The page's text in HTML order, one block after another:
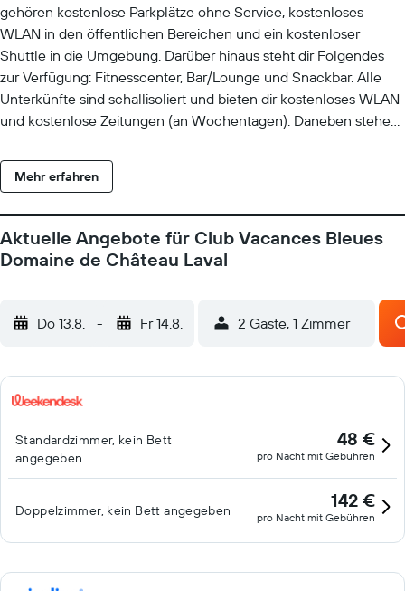
gehören kostenlose Parkplätze ohne Service, kostenloses
WLAN in den öffentlichen Bereichen und ein kostenloser
Shuttle in die Umgebung. Darüber hinaus steht dir Folgendes
zur Verfügung: Fitnesscenter, Bar/Lounge und Snackbar. Alle
Unterkünfte sind schallisoliert und bieten dir kostenloses WLAN
und kostenlose Zeitungen (an Wochentagen). Daneben stehen
Flachbildfernseher, Duschen und Telefone. Club Vacances
Bleues Domaine de Château Laval besitzt 91 Zimmer mit
Wochentagen) und kostenlose Toilettenartikel.
Flachbildfernseher stehen in den Zimmern zur Verfügung. Zur
Auf Anfrage sind Bügeleisen/Bügelbretter und Haartrockner
erhältlich. Der Reinigungsservice wird täglich angeboten. Dieser
Freizeitangebot vor Ort gehört Folgendes: Innenpool und
Außenpool. Das Freizeitangebot umfasst auch Sauna. Die unten
in der Nähe angeboten. Es können dabei Gebühren anfallen.
Mehr erfahren
Aktuelle Angebote für Club Vacances Bleues
Domaine de Château Laval
Do 13.8. - Fr 14.8. 2 Gäste, 1 Zimmer
Standardzimmer, kein Bett
angegeben
48 €
pro Nacht mit Gebühren
Doppelzimmer, kein Bett angegeben 142 €
pro Nacht mit Gebühren